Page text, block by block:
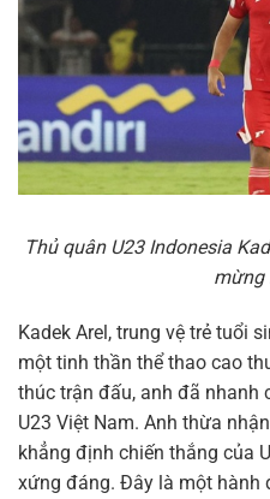
Thủ quân U23 Indonesia
mừng
Kadek Arel, trung vệ trẻ tuổi
một tinh thần thể thao cao
thúc trận đấu, anh đã nhanh
U23 Việt Nam. Anh thừa
khẳng định chiến thắng của
xứng đáng. Đây là một hành